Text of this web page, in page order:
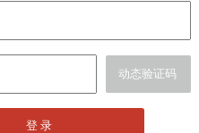
动态验证码
登 录